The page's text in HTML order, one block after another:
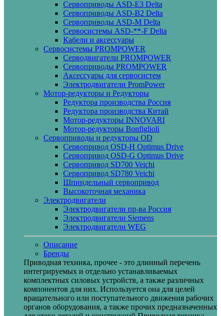
Сервоприводы ASD-E3 Delta
Сервоприводы ASD-B2 Delta
Сервоприводы ASD-M Delta
Сервосистемы ASD-**-F Delta
Кабели и аксессуары
Сервосистемы PROMPOWER
Серводвигатели PROMPOWER
Сервоприводы PROMPOWER
Аксессуары для сервосистем
Электродвигатели PromPower
Мотор-редукторы и Редукторы
Редуктора производства Россия
Редуктора производства Китай
Мотор-редукторы INNOVARI
Мотор-редукторы Bonfiglioli
Сервоприводы и редукторы OD
Сервопривод OSD-H Optimus Drive
Сервопривод OSD-G Optimus Drive
Сервопривод SD700 Veichi
Сервопривод SD780 Veichi
Шпиндельный сервопривод
Высокоточная механика
Электродвигатели
Электродвигатели пр-ва Россия
Электродвигатели Siemens
Электродвигатели WEG
Описание
Бренды
Приводная техника, прочее - это длинный перечень
интегрируемых и отдельно устанавливаемых
комплектных силовых устройств, а также различных
компонентов для них. Используется она для целей
вращательного или поступательного движения рабочих
органов оборудования, а также прочих предназначенных